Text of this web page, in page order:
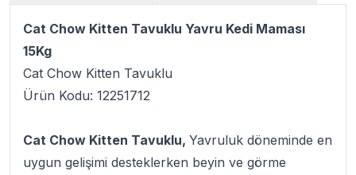
Cat Chow Kitten Tavuklu Yavru Kedi Maması
15Kg
Cat Chow Kitten Tavuklu
Ürün Kodu: 12251712
Cat Chow Kitten Tavuklu, Yavruluk döneminde en
uygun gelişimi desteklerken beyin ve görme